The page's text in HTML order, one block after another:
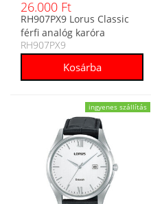
26.000 Ft
RH907PX9 Lorus Classic
férfi analóg karóra
RH907PX9
ingyenes szállítás